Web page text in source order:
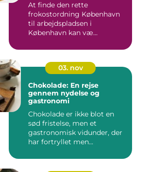
At finde den rette
frokostordning København
til arbejdspladsen i
København kan væ...
03. nov
Chokolade: En rejse
gennem nydelse og
gastronomi
Chokolade er ikke blot en
sød fristelse, men et
gastronomisk vidunder, der
har fortryllet men...